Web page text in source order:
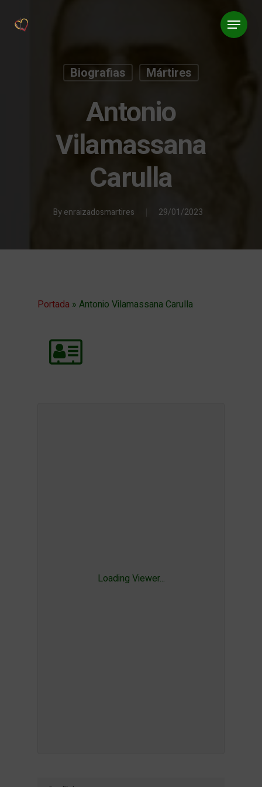
Biografias Mártires
Antonio
Vilamassana
Carulla
Byenraizadosmartires 29/01/2023
Portada » Antonio Vilamassana Carulla
Loading Viewer...